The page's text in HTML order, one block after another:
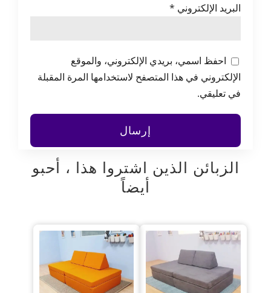
البريد الإلكتروني *
احفظ اسمي، بريدي الإلكتروني، والموقع
الإلكتروني في هذا المتصفح لاستخدامها المرة المقبلة
في تعليقي.
الزبائن الذين اشتروا هذا ، أحبو
أيضاً